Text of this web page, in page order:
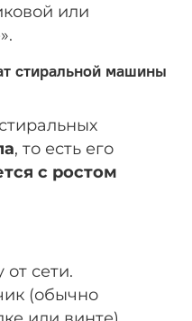
или
стиральной машины
, то есть его
с ростом
сети.
(обычно